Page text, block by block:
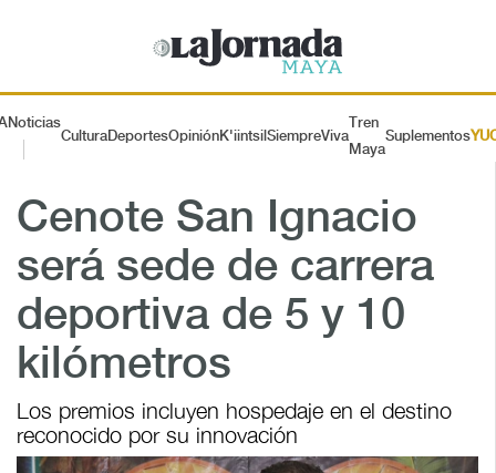
Noticias
CulturaDeportesOpiniónK'iintsil SiempreViva
Tren
Maya
Suplementos
Cenote San Ignacio
será sede de carrera
deportiva de 5 y 10
kilómetros
Los premios incluyen hospedaje en el destino
reconocido por su innovación